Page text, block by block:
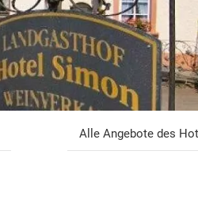
Alle Angebote des